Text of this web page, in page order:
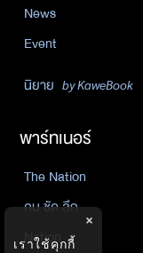
News
Event
นิยาย by KaweBook
พาร์ทเนอร์
The Nation
คม ชัด ลึก
Nation
×
เราใช้คุกกี้